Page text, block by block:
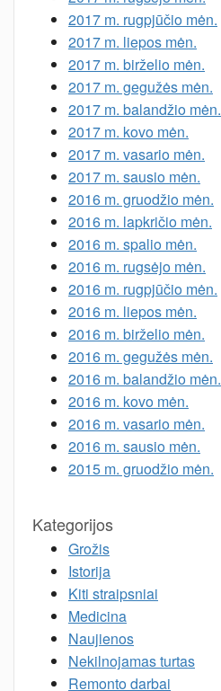
2017 m. rugpjūčio mėn.
2017 m. liepos mėn.
2017 m. birželio mėn.
2017 m. gegužės mėn.
2017 m. balandžio mėn.
2017 m. kovo mėn.
2017 m. vasario mėn.
2017 m. sausio mėn.
2016 m. gruodžio mėn.
2016 m. lapkričio mėn.
2016 m. spalio mėn.
2016 m. rugsėjo mėn.
2016 m. rugpjūčio mėn.
2016 m. liepos mėn.
2016 m. birželio mėn.
2016 m. gegužės mėn.
2016 m. balandžio mėn.
2016 m. kovo mėn.
2016 m. vasario mėn.
2016 m. sausio mėn.
2015 m. gruodžio mėn.
Kategorijos
Grožis
Istorija
Kiti straipsniai
Medicina
Naujienos
Nekilnojamas turtas
Remonto darbai